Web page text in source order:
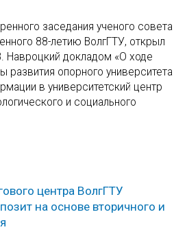
заседания ученого совета
88-летию ВолгГТУ, открыл
Навроцкий докладом «О ходе
развития опорного университета
в университетский центр
и социального
центра ВолгГТУ
на основе вторичного и